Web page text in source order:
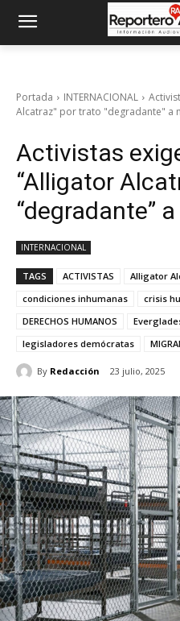
Portada INTERNACIONAL
Alcatraz" por trato "degradante" a
Activistas
“Alligator
“degradante”
INTERNACIONAL
TAGS ACTIVISTAS Alligator
condiciones inhumanas
crisis
DERECHOS HUMANOS
legisladores demócratas
By Redacción 23 julio, 2025